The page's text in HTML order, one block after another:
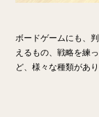
ボードゲームにも、
えるもの、戦略を練
ど、様々な種類があり